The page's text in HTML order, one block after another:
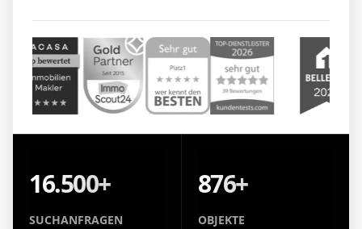
16.500+
SUCHANFRAGEN
876+
OBJEKTE